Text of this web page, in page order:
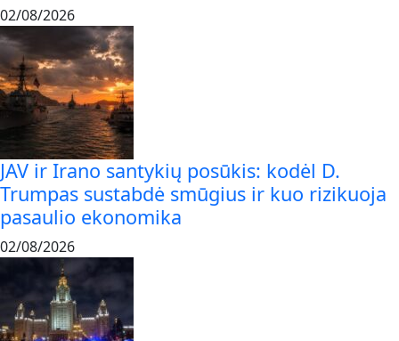
02/08/2026
JAV ir Irano santykių posūkis: kodėl D.
Trumpas sustabdė smūgius ir kuo rizikuoja
pasaulio ekonomika
02/08/2026